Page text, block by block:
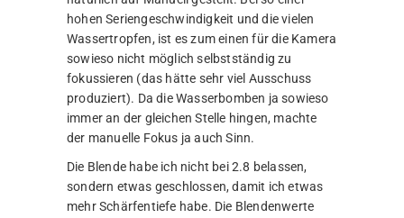
hohen Seriengeschwindigkeit und die vielen
Wassertropfen, ist es zum einen für die Kamera
sowieso nicht möglich selbstständig zu
fokussieren (das hätte sehr viel Ausschuss
produziert). Da die Wasserbomben ja sowieso
immer an der gleichen Stelle hingen, machte
der manuelle Fokus ja auch Sinn.
Die Blende habe ich nicht bei 2.8 belassen,
sondern etwas geschlossen, damit ich etwas
mehr Schärfentiefe habe. Die Blendenwerte